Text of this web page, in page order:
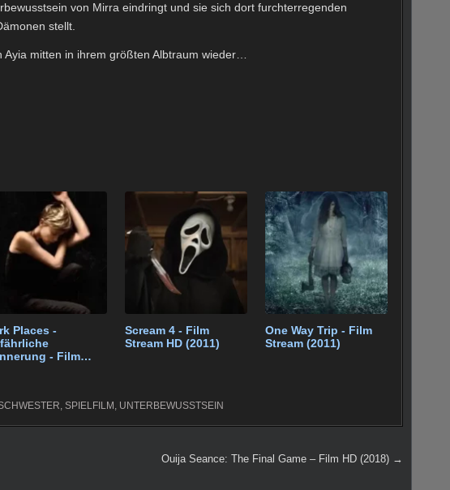
von Mirra eindringt und sie sich dort furchterregenden
stellt.
Ayia mitten in ihrem größten Albtraum wieder…
Places -
- Film
Scream 4 - Film
Stream HD (2011)
One Way Trip - Film
Stream (2011)
SPIELFILM UNTERBEWUSSTSEIN
Ouija Seance: The Final Game – Film HD (2018) →